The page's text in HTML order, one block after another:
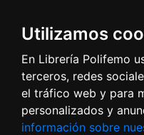
Utilizamos
En Librería Polifemo
terceros, redes
el tráfico web y para
personalizados y
información sobre